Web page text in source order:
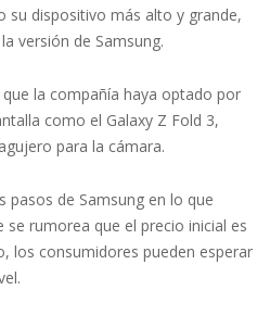
su dispositivo más alto y grande,
versión de Samsung.
la compañía haya optado por
como el Galaxy Z Fold 3,
para la cámara.
pasos de Samsung en lo que
rumorea que el precio inicial es
los consumidores pueden esperar